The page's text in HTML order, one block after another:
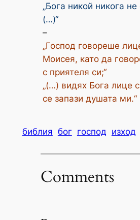
„Бога никой никога
(…)“
–
„Господ говореше
Моисея, като да
с приятеля си;“
„(…) видях Бога лице
се запази душата ми.“
библия бог господ изход
Comments